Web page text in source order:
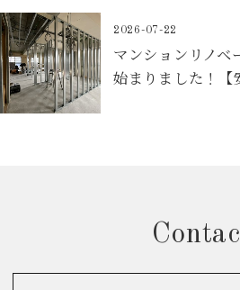
2026-07-22
マンションリノベ
始まりました！【